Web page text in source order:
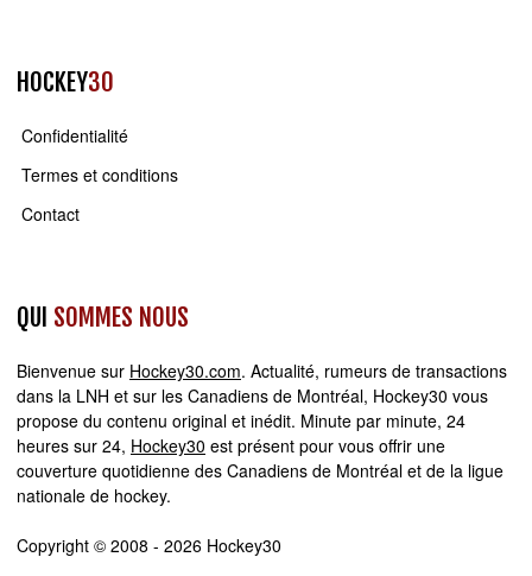
HOCKEY30
Confidentialité
Termes et conditions
Contact
QUI SOMMES NOUS
Bienvenue sur Hockey30.com. Actualité, rumeurs de transactions
dans la LNH et sur les Canadiens de Montréal, Hockey30 vous
propose du contenu original et inédit. Minute par minute, 24
heures sur 24, Hockey30 est présent pour vous offrir une
couverture quotidienne des Canadiens de Montréal et de la ligue
nationale de hockey.
Copyright © 2008 - 2026 Hockey30